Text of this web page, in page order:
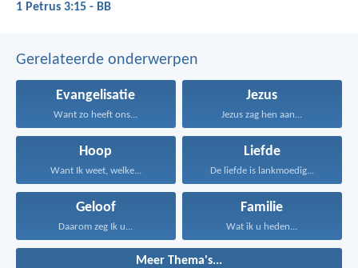
1 Petrus 3:15 - BB
Gerelateerde onderwerpen
Evangelisatie
Want zo heeft ons...
Jezus
Jezus zag hen aan...
Hoop
Want Ik weet, welke...
Liefde
De liefde is lankmoedig...
Geloof
Daarom zeg Ik u...
Familie
Wat ik u heden...
Meer Thema's...